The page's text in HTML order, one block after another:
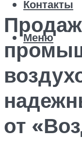
Контакты
Меню
от